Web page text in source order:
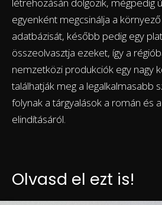
egyenként megcsinálja a
adatbázisát, később pedig egy
összeolvasztja ezeket, így a
nemzetközi produkciók egy nagy
találhatják meg a legalkalmasabb
folynak a tárgyalások a román és
elindításáról.
Olvasd el ezt is!